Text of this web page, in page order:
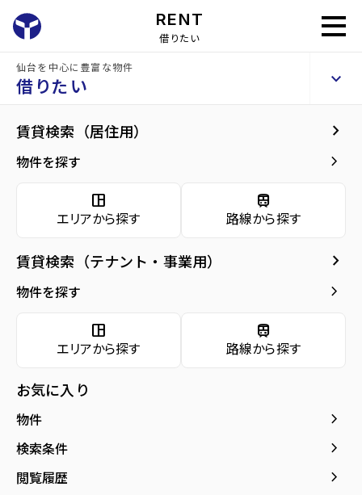
RENT
借りたい
仙台を中心に豊富な物件
借りたい keyboard_arrow_up
賃貸検索（居住用） keyboard_arrow_right
物件を探す keyboard_arrow_right
space_dashboard
エリアから探す
train
路線から探す
賃貸検索（テナント・事業用） keyboard_arrow_right
物件を探す keyboard_arrow_right
space_dashboard
エリアから探す
train
路線から探す
お気に入り
物件 keyboard_arrow_right
検索条件 keyboard_arrow_right
閲覧履歴 keyboard_arrow_right
貸事務所 セントールビル
建物概要
現在募集中の物件arrow_forward
arrow_forward
地図・周辺環境 arrow_forward
セントールビル
周辺環境